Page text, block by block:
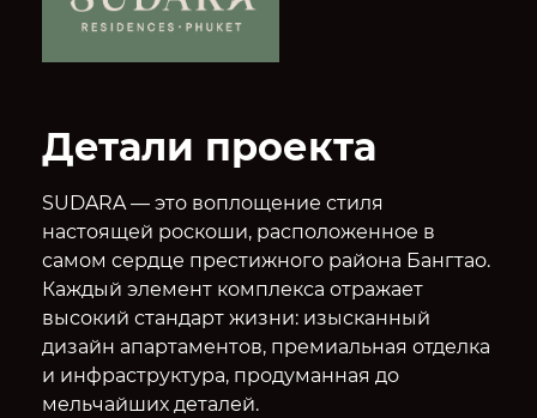
Детали проекта
SUDARA — это воплощение стиля
настоящей роскоши, расположенное в
самом сердце престижного района Бангтао.
Каждый элемент комплекса отражает
высокий стандарт жизни: изысканный
дизайн апартаментов, премиальная отделка
и инфраструктура, продуманная до
мельчайших деталей.